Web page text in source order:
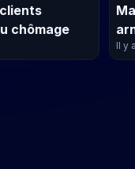
chômage
Il y